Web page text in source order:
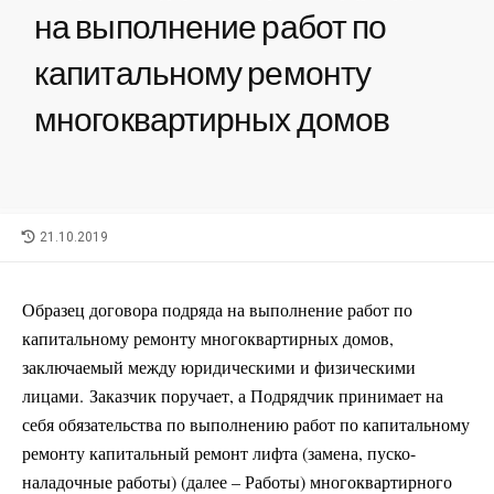
на выполнение работ по
капитальному ремонту
многоквартирных домов
LAST
21.10.2019
Образец договора подряда на выполнение работ по
капитальному ремонту многоквартирных домов,
заключаемый между юридическими и физическими
лицами. Заказчик поручает, а Подрядчик принимает на
себя обязательства по выполнению работ по капитальному
ремонту капитальный ремонт лифта (замена, пуско-
наладочные работы) (далее – Работы) многоквартирного